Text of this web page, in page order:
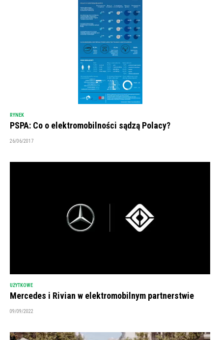
RYNEK
PSPA: Co o elektromobilności sądzą Polacy?
26/06/2017
UŻYTKOWE
Mercedes i Rivian w elektromobilnym partnerstwie
09/09/2022